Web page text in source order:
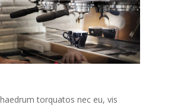
torquatos nec eu, vis